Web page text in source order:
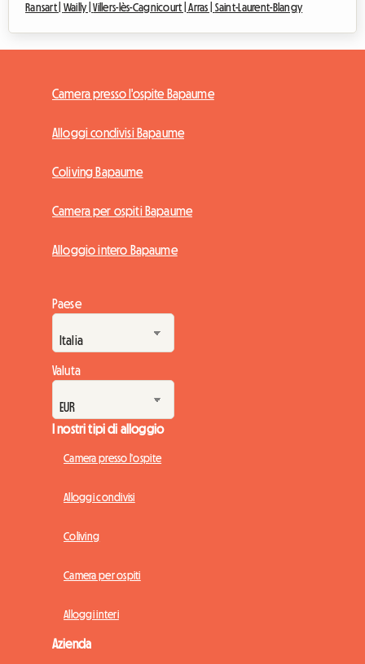
Ransart | Wailly |Villers-lès-Cagnicourt |Arras | Saint-Laurent-Blangy
Camera presso l'ospite Bapaume
Alloggi condivisi Bapaume
Coliving Bapaume
Camera per ospiti Bapaume
Alloggio intero Bapaume
Paese
Valuta
I nostri tipi di alloggio
Camera presso l'ospite
Alloggi condivisi
Coliving
Camera per ospiti
Alloggi interi
Azienda